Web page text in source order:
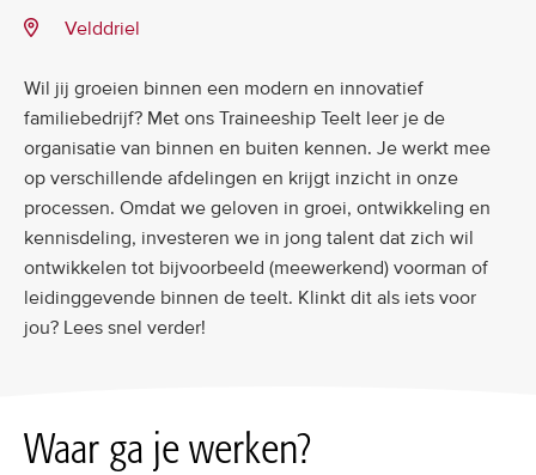
Velddriel
Wil jij groeien binnen een modern en innovatief
familiebedrijf? Met ons Traineeship Teelt leer je de
organisatie van binnen en buiten kennen. Je werkt mee
op verschillende afdelingen en krijgt inzicht in onze
processen. Omdat we geloven in groei, ontwikkeling en
kennisdeling, investeren we in jong talent dat zich wil
ontwikkelen tot bijvoorbeeld (meewerkend) voorman of
leidinggevende binnen de teelt. Klinkt dit als iets voor
jou? Lees snel verder!
Waar ga je werken?